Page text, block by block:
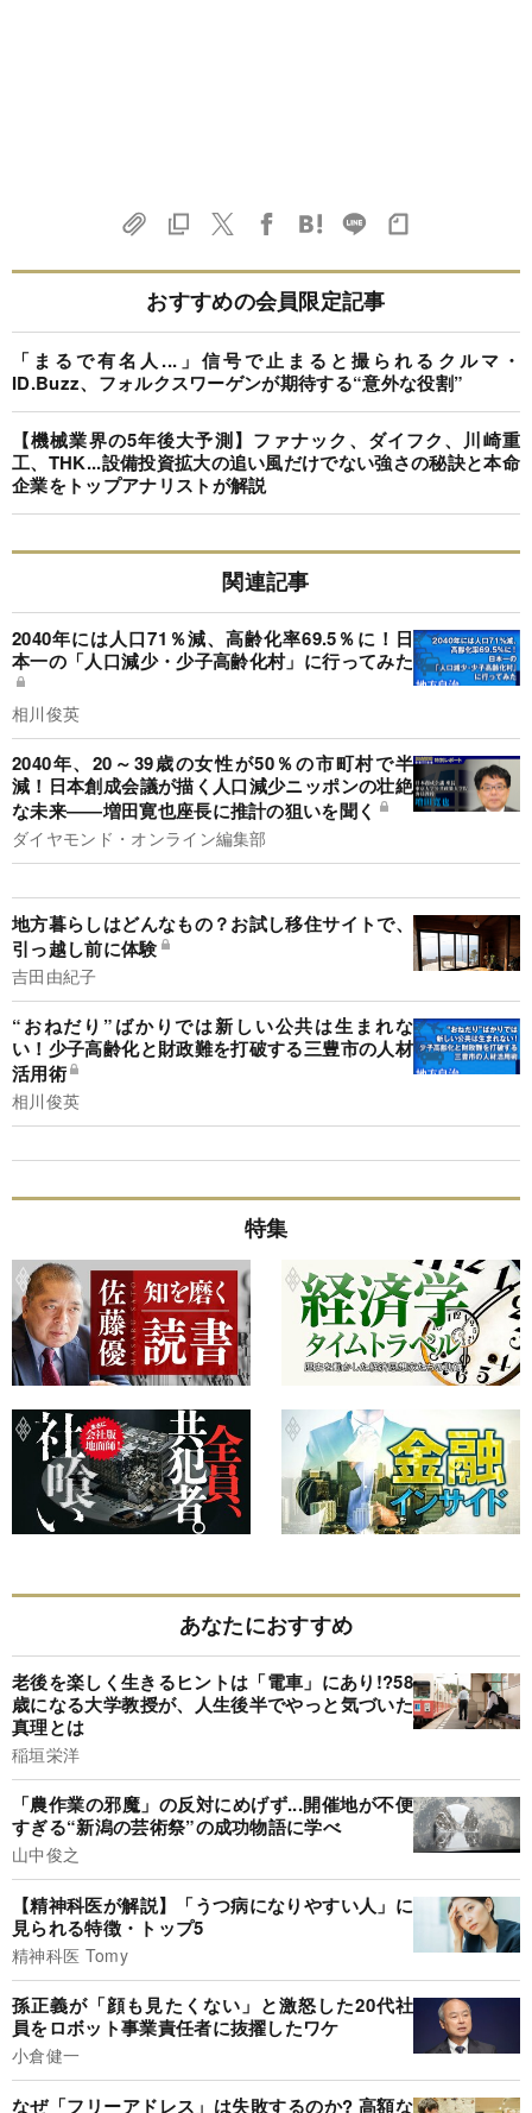
おすすめの会員限定記事
「まるで有名人...」信号で止まると撮られるクルマ・
ID.Buzz、フォルクスワーゲンが期待する“意外な役割”
【機械業界の5年後大予測】ファナック、ダイフク、川崎重
工、THK...設備投資拡大の追い風だけでない強さの秘訣と本命
企業をトップアナリストが解説
関連記事
2040年には人口71％減、高齢化率69.5％に！日
本一の「人口減少・少子高齢化村」に行ってみた
相川俊英
2040年、20～39歳の女性が50％の市町村で半
減！日本創成会議が描く人口減少ニッポンの壮絶
な未来――増田寛也座長に推計の狙いを聞く
ダイヤモンド・オンライン編集部
地方暮らしはどんなもの？お試し移住サイトで、
引っ越し前に体験
吉田由紀子
“おねだり”ばかりでは新しい公共は生まれな
い！少子高齢化と財政難を打破する三豊市の人材
活用術
相川俊英
特集
あなたにおすすめ
老後を楽しく生きるヒントは「電車」にあり!?58
歳になる大学教授が、人生後半でやっと気づいた
真理とは
稲垣栄洋
「農作業の邪魔」の反対にめげず...開催地が不便
すぎる“新潟の芸術祭”の成功物語に学べ
山中俊之
【精神科医が解説】「うつ病になりやすい人」に
見られる特徴・トップ5
精神科医 Tomy
孫正義が「顔も見たくない」と激怒した20代社
員をロボット事業責任者に抜擢したワケ
小倉健一
なぜ「フリーアドレス」は失敗するのか? 高額な